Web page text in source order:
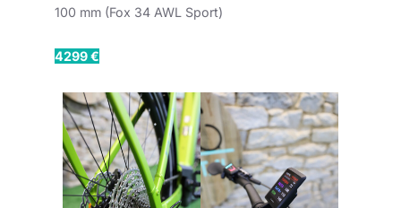
100 mm (Fox 34 AWL Sport)
4299 €